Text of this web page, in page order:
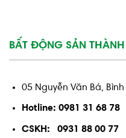
BẤT ĐỘNG SẢN
05 Nguyễn Văn Bá,
Hotline: 0981 31 68 78
CSKH: 0931 88 00 77